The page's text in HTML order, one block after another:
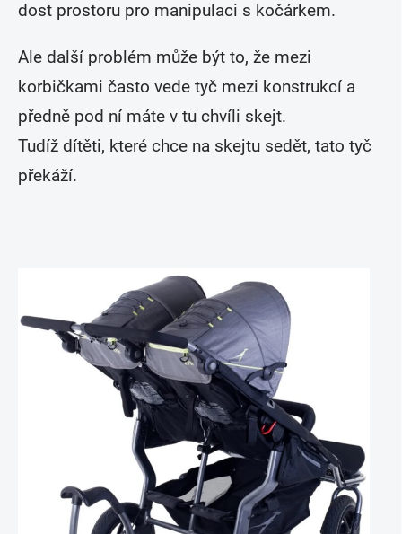
dost prostoru pro manipulaci s kočárkem.
Ale další problém může být to, že mezi
korbičkami často vede tyč mezi konstrukcí a
předně pod ní máte v tu chvíli skejt.
Tudíž dítěti, které chce na skejtu sedět, tato tyč
překáží.